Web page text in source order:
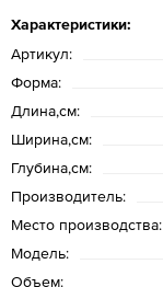
Характеристики:
Артикул:
Форма:
Длина,см:
Ширина,см:
Глубина,см:
Производитель:
Место производства:
Модель:
Объем: